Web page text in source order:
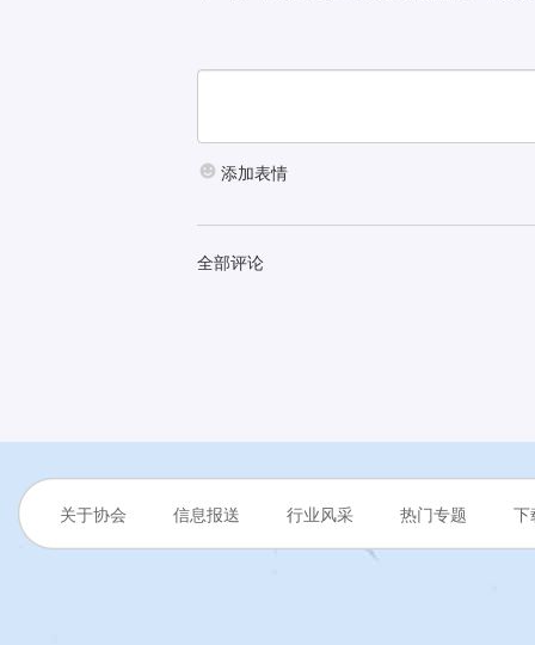
添加表情
全部评论
关于协会 信息报送 行业风采 热门专题 下